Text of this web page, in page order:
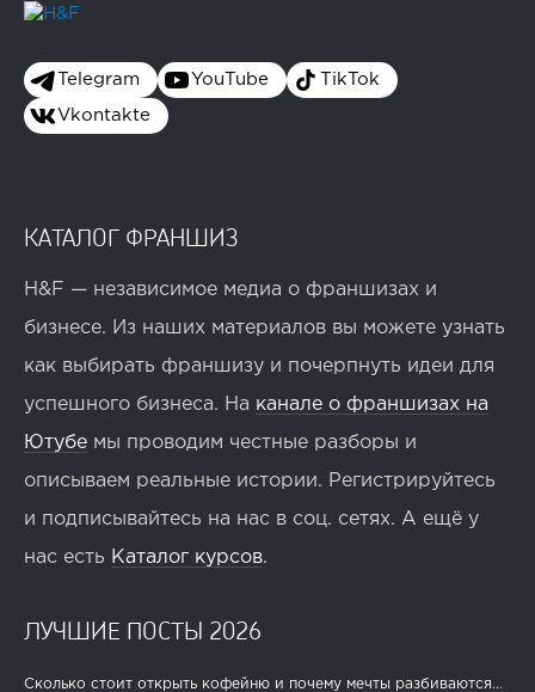
Telegram YouTube TikTok
Vkontakte
КАТАЛОГ ФРАНШИЗ
H&F — независимое медиа о франшизах и
бизнесе. Из наших материалов вы можете узнать
как выбирать франшизу и почерпнуть идеи для
успешного бизнеса. На канале о франшизах на
Ютубе мы проводим честные разборы и
описываем реальные истории. Регистрируйтесь
и подписывайтесь на нас в соц. сетях. А ещё у
нас есть Каталог курсов.
ЛУЧШИЕ ПОСТЫ 2026
Сколько стоит открыть кофейню и почему мечты разбиваются...